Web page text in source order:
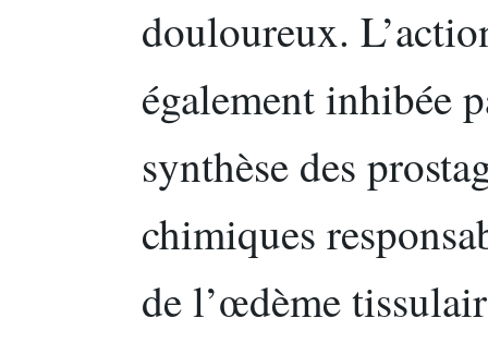
douloureux.
également inhibée
synthèse des
chimiques
de l’œdème